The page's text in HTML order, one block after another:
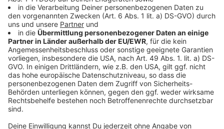
Umbau der Friedrichstraße im Zeitplan
Hier informiert die Stadt über die Umgestaltung der
Friedrichstraße
Der Antenne Düsseldorf Verkehrsservice
Anzeige
Folge uns für mehr News & Updates:
Anzeige